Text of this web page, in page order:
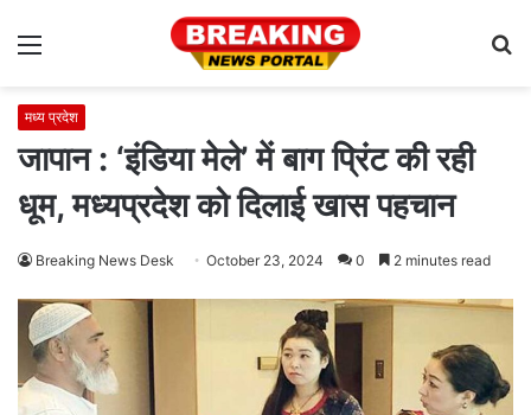
Menu
मध्य प्रदेश
जापान : ‘इंडिया मेले’ में बाग प्रिंट की रही
धूम, मध्यप्रदेश को दिलाई खास पहचान
Breaking News Desk October 23, 2024 0 2 minutes read